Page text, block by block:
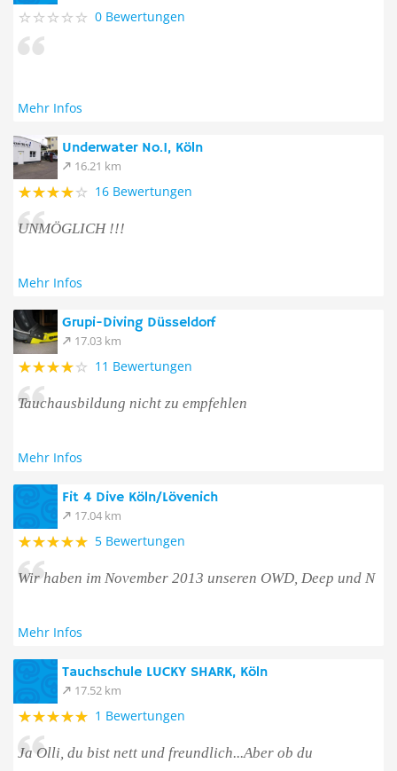
0 Bewertungen
Mehr Infos
Underwater No.1, Köln
16.21 km
16 Bewertungen
UNMÖGLICH !!!
Mehr Infos
Grupi-Diving Düsseldorf
17.03 km
11 Bewertungen
Tauchausbildung nicht zu empfehlen
Mehr Infos
Fit 4 Dive Köln/Lövenich
17.04 km
5 Bewertungen
Wir haben im November 2013 unseren OWD, Deep und N
Mehr Infos
Tauchschule LUCKY SHARK, Köln
17.52 km
1 Bewertungen
Ja Olli, du bist nett und freundlich...Aber ob du